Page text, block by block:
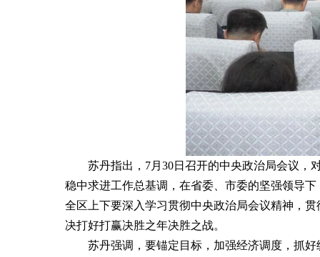
苏丹指出，7月30日召开的中央政治局会议，
稳中求进工作总基调，在省委、市委的坚强领导
全区上下要深入学习贯彻中央政治局会议精神，
决打好打赢决胜之年决胜之战。
苏丹强调，要锚定目标，加强经济调度，抓